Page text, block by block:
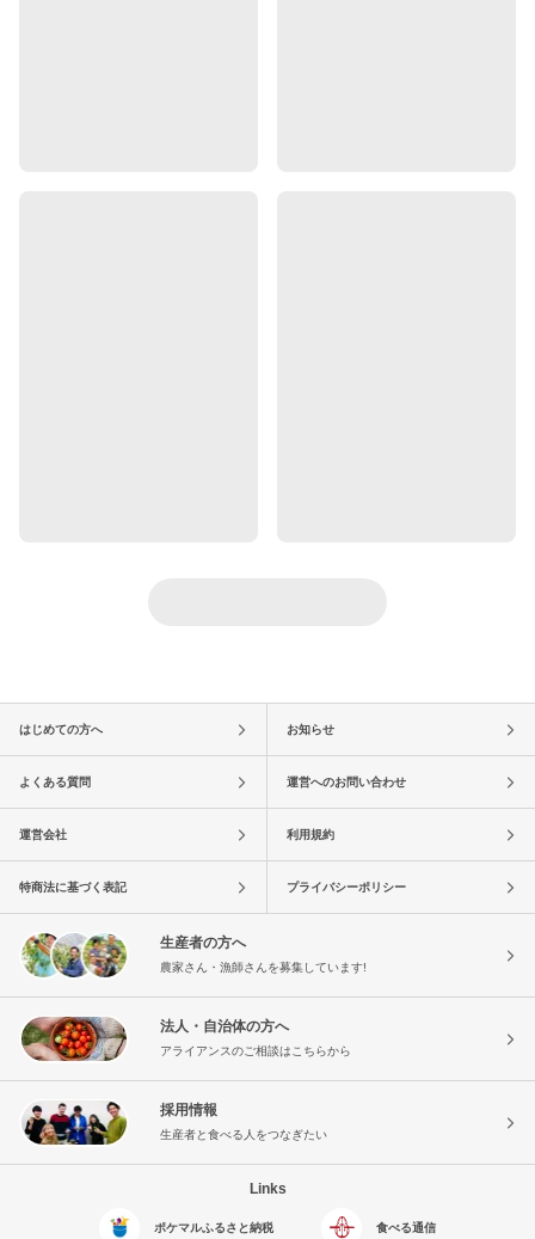
はじめての方へ お知らせ
よくある質問 運営へのお問い合わせ
運営会社 利用規約
特商法に基づく表記 プライバシーポリシー
生産者の方へ
農家さん・漁師さんを募集しています!
法人・自治体の方へ
アライアンスのご相談はこちらから
採用情報
生産者と食べる人をつなぎたい
Links
ポケマルふるさと納税 食べる通信